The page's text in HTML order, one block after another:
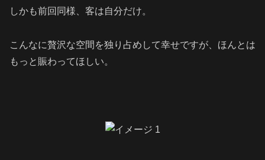
しかも前回同様、客は自分だけ。
こんなに贅沢な空間を独り占めして幸せですが、ほんとは
もっと賑わってほしい。